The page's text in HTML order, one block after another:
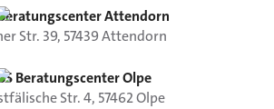
Attendorn
Str. 39, 57439Attendorn
Beratungscenter Olpe
Str.4, 57462Olpe